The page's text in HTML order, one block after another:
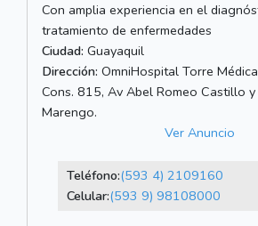
Con amplia experiencia en el
tratamiento de enfermedades
Ciudad: Guayaquil
Dirección: OmniHospital Torre
Cons. 815, Av Abel Romeo Castillo y
Marengo.
Ver Anuncio
Teléfono:(593 4) 2109160
Celular:(593 9) 98108000